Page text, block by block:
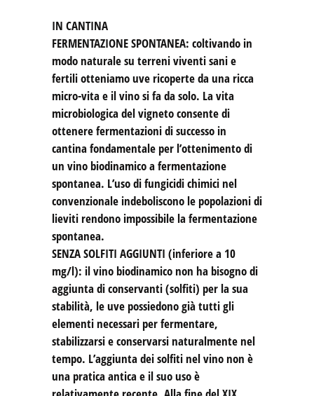
IN CANTINA
FERMENTAZIONE SPONTANEA: coltivando in
modo naturale su terreni viventi sani e
fertili otteniamo uve ricoperte da una ricca
micro-vita e il vino si fa da solo. La vita
microbiologica del vigneto consente di
ottenere fermentazioni di successo in
cantina fondamentale per l’ottenimento di
un vino biodinamico a fermentazione
spontanea. L’uso di fungicidi chimici nel
convenzionale indeboliscono le popolazioni di
lieviti rendono impossibile la fermentazione
spontanea.
SENZA SOLFITI AGGIUNTI (inferiore a 10
mg/l): il vino biodinamico non ha bisogno di
aggiunta di conservanti (solfiti) per la sua
stabilità, le uve possiedono già tutti gli
elementi necessari per fermentare,
stabilizzarsi e conservarsi naturalmente nel
tempo. L’aggiunta dei solfiti nel vino non è
una pratica antica e il suo uso è